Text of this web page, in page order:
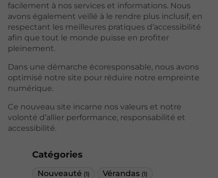
Catégories
Nouveauté (1) Vérandas (1)
facilement à nos services et informations. Nous
avons également veillé à le rendre plus inclusif, en
respectant les meilleures pratiques d’accessibilité
afin que tout le monde puisse en profiter
pleinement.
Dans une démarche écoresponsable, nous avons
optimisé notre site pour réduire notre empreinte
numérique.
Ce nouveau site incarne nos valeurs et notre
volonté d’allier performance, responsabilité et
accessibilité.